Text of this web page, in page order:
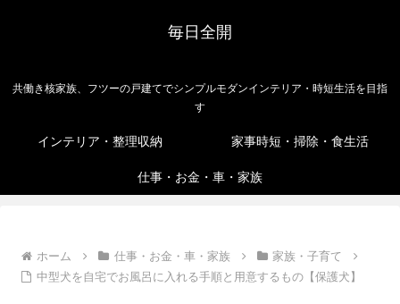
毎日全開
共働き核家族、フツーの戸建てでシンプルモダンインテリア・時短生活を目指
す
インテリア・整理収納 家事時短・掃除・食生活
仕事・お金・車・家族
ホーム 仕事・お金・車・家族
家族・子育て
中型犬を自宅でお風呂に入れる手順と用意するもの【保護犬】